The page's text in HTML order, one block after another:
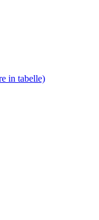
in tabelle)